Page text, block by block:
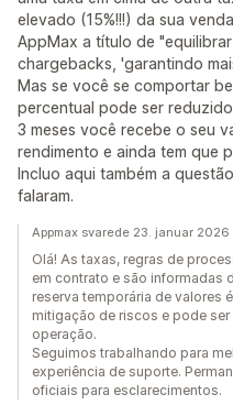
elevado (15%!!!) da sua
AppMax a título de
chargebacks, 'garantindo
Mas se você se comportar
percentual pode ser
3 meses você recebe o seu
rendimento e ainda tem que
Incluo aqui também a
falaram.
Appmax svarede 23. januar 2026
Olá! As taxas, regras de
em contrato e são informadas
reserva temporária de valores
mitigação de riscos e pode
operação.
Seguimos trabalhando para
experiência de suporte.
oficiais para esclarecimentos.